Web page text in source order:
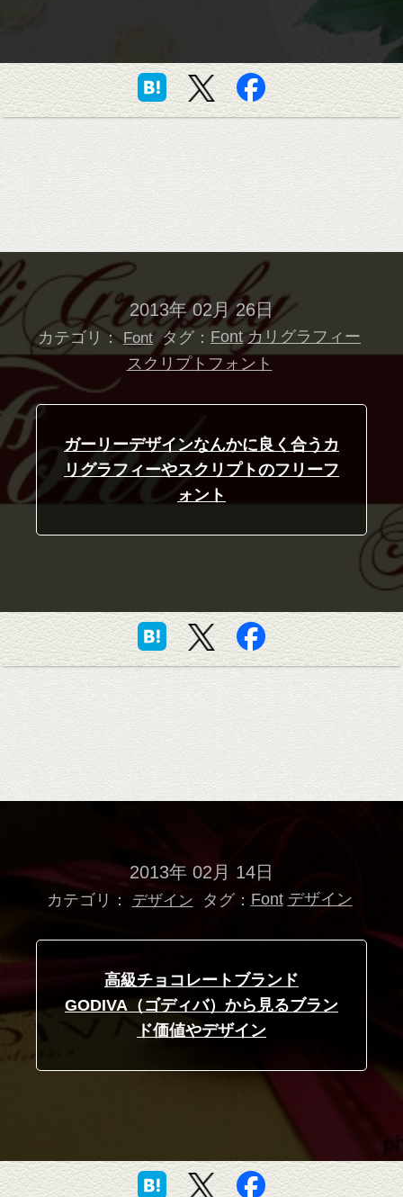
2013年 02月 26日
カテゴリ： Font タグ： Font カリグラフィー
スクリプトフォント
ガーリーデザインなんかに良く合うカ
リグラフィーやスクリプトのフリーフ
ォント
2013年 02月 14日
カテゴリ： デザイン タグ： Font デザイン
高級チョコレートブランド
GODIVA（ゴディバ）から見るブラン
ド価値やデザイン